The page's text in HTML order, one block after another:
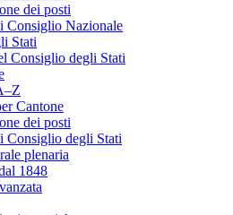
dei posti
Consiglio Nazionale
Stati
Consiglio degli Stati
Cantone
dei posti
Consiglio degli Stati
plenaria
1848